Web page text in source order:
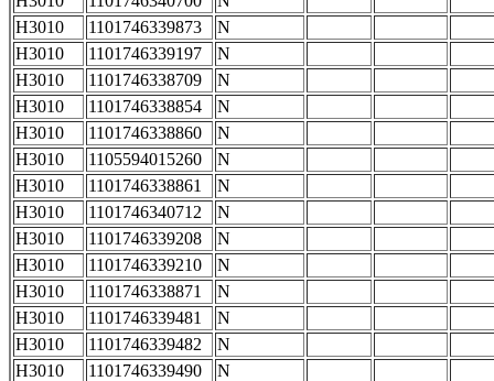
H3010
1101746339873
N
H3010
1101746339197
N
H3010
1101746338709
N
H3010
1101746338854
N
H3010
1101746338860
N
H3010
1105594015260
N
H3010
1101746338861
N
H3010
1101746340712
N
H3010
1101746339208
N
H3010
1101746339210
N
H3010
1101746338871
N
H3010
1101746339481
N
H3010
1101746339482
N
H3010
1101746339490
N